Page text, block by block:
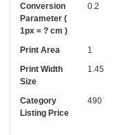
Uygulaması standart duvar
uygulama kılavuzu da
arayıp talebinizi iletebilirsiniz.
• Görselde düzenleme
numaramızdan ulaşabilirsiniz.
Conversion
Parameter (
1px = ? cm )
0.2
Print Area
1
Print Width
Size
1.45
Category
Listing Price
490